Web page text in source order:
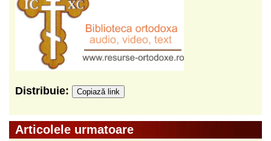
Distribuie: Copiază link
Articolele urmatoare